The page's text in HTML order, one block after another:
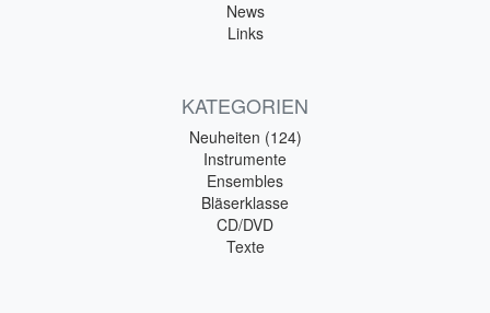
News
Links
KATEGORIEN
Neuheiten (124)
Instrumente
Ensembles
Bläserklasse
CD/DVD
Texte